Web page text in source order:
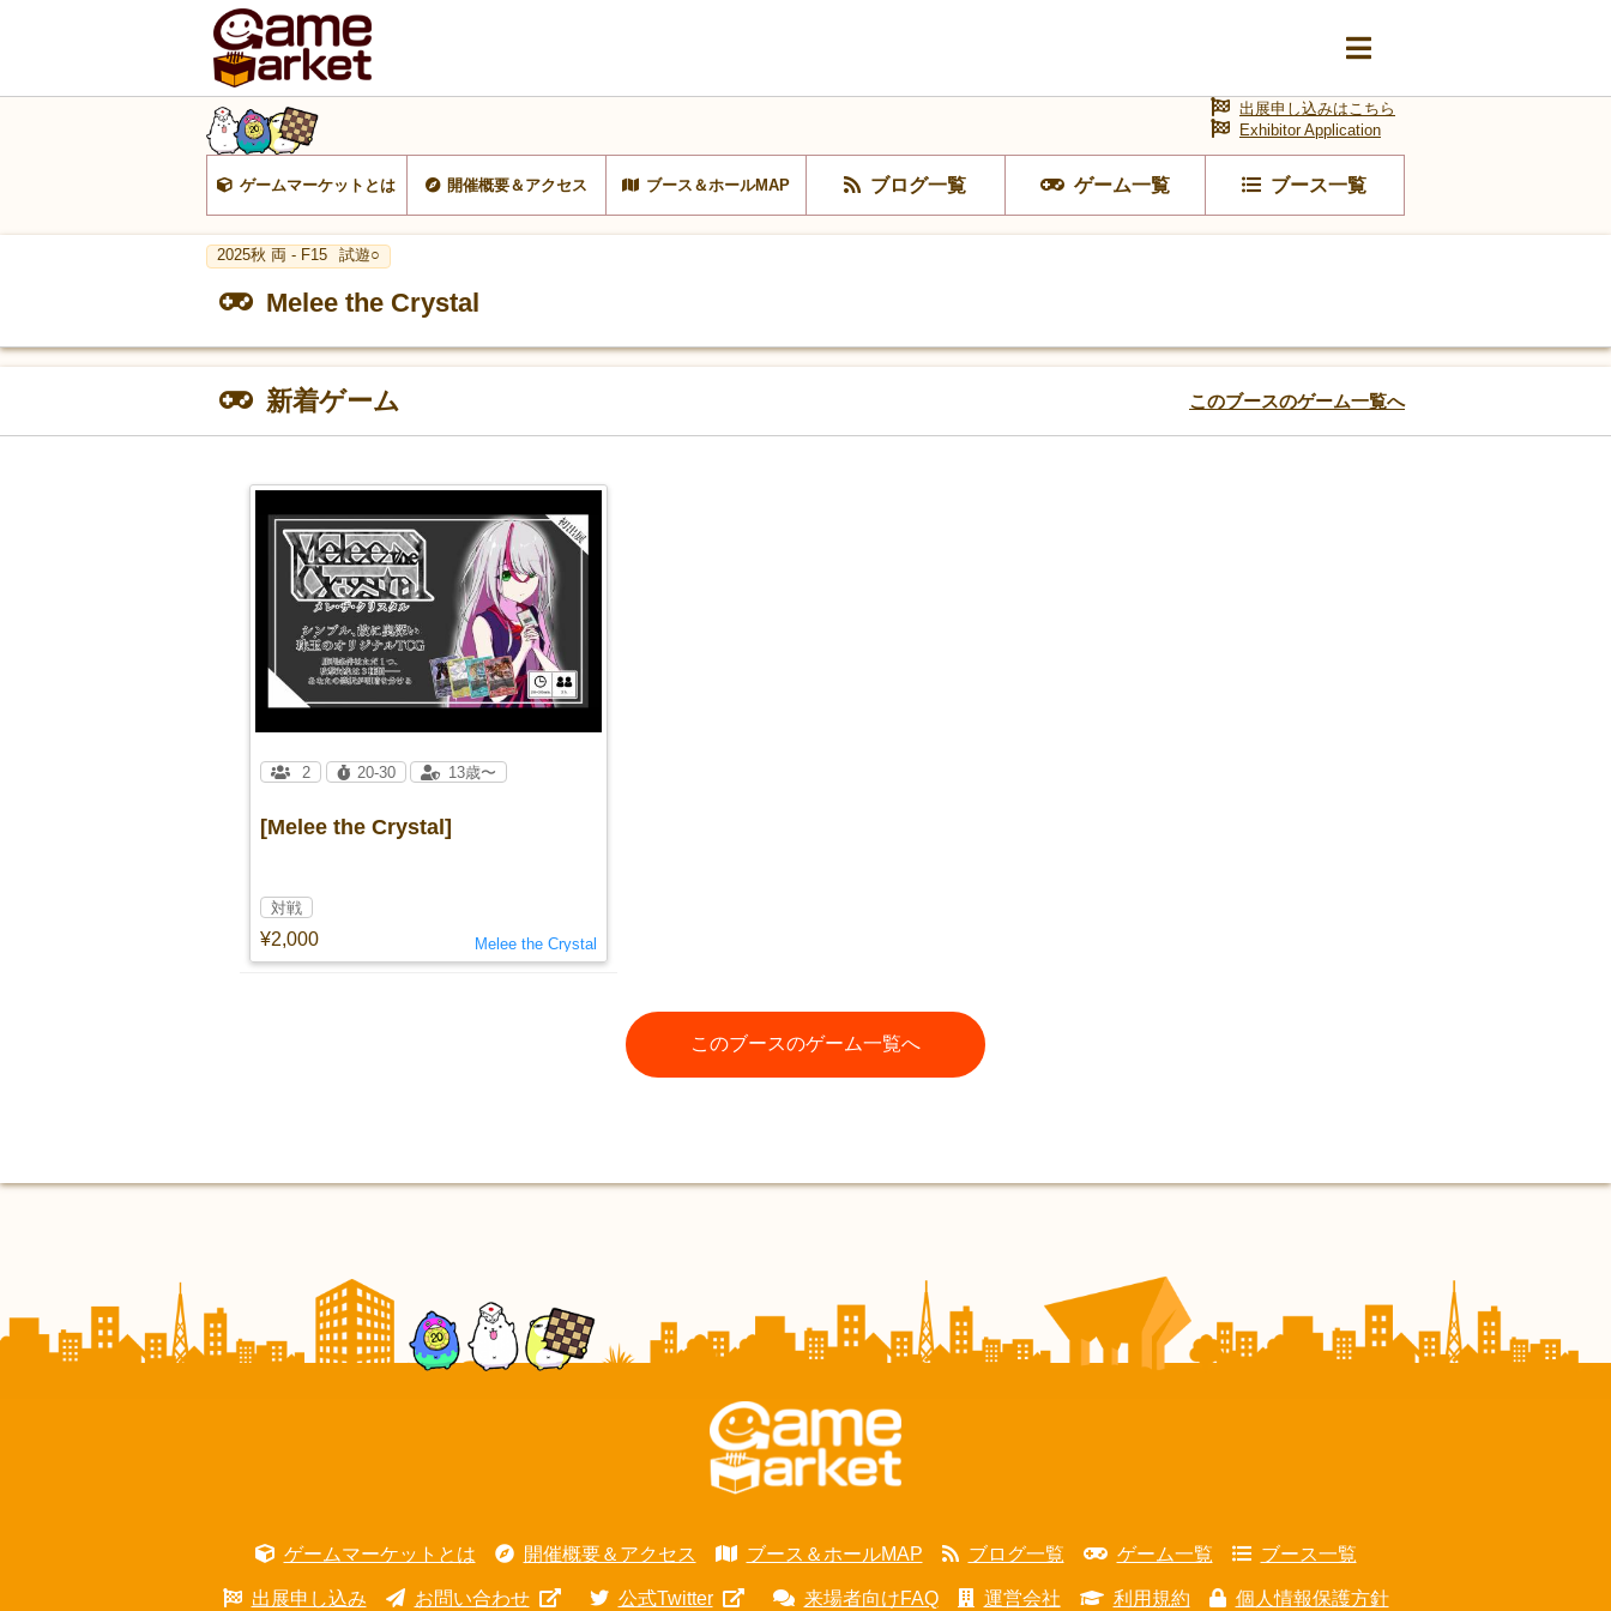
ゲームマーケットとは 開催概要＆アクセス ブース＆ホールMAP ブログ一覧 ゲーム一覧 ブース一覧
出展申し込みはこちら
Exhibitor Application
2025秋 両 - F15 試遊○
Melee the Crystal
新着ゲーム このブースのゲーム一覧へ
[Melee the Crystal]
¥2,000
2 20-30 13歳〜
対戦
Melee the Crystal
このブースのゲーム一覧へ
ゲームマーケットとは 開催概要＆アクセス ブース＆ホールMAP ブログ一覧 ゲーム一覧 ブース一覧
出展申し込み お問い合わせ 公式Twitter 来場者向けFAQ 運営会社 利用規約 個人情報保護方針